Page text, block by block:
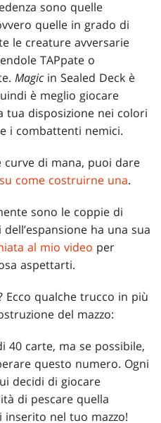
sono quelle
quelle in grado di
le creature avversarie
TAPpate o
Magic in Sealed Deck è
è meglio giocare
tua disposizione nei colori
i combattenti nemici.
curve di mana, puoi dare
su come costruirne una.
sono le coppie di
ha una sua
al mio video per
aspettarti.
Ecco qualche trucco in più
del mazzo:
40 carte, ma se possibile,
questo numero. Ogni
decidi di giocare
di pescare quella
nel tuo mazzo!